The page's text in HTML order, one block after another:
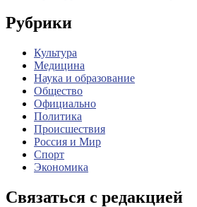
Рубрики
Культура
Медицина
Наука и образование
Общество
Официально
Политика
Происшествия
Россия и Мир
Спорт
Экономика
Связаться с редакцией